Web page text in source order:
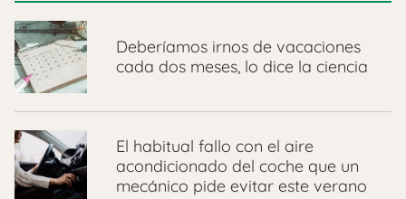
Deberíamos irnos de vacaciones
cada dos meses, lo dice la ciencia
El habitual fallo con el aire
acondicionado del coche que un
mecánico pide evitar este verano